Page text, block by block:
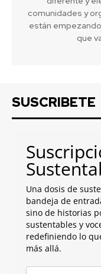
comunidades y
están
que
SUSCRIBETE
Una dosis de
bandeja de
sino de historias
sustentables y
redefiniendo lo
más allá.